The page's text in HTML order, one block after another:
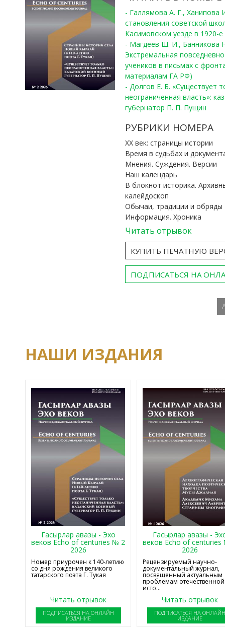
- Галлямова А. Г.,
становления советской
Касимовском уезде в 1920-е
- Магдеев Ш. И., Банникова
Экстремальная
учеников в письмах с
материалам ГА РФ)
- Долгов Е. Б. «Существует
неограниченная власть»:
губернатор П. П. Пущин
РУБРИКИ НОМЕРА
ХХ век: страницы истории
Время в судьбах и
Мнения. Суждения. Версии
Наш календарь
В блокнот историка.
калейдоскоп
Обычаи, традиции и обряды
Информация. Хроника
Читать отрывок
КУПИТЬ ПЕЧАТНУЮ
ПОДПИСАТЬСЯ НА
НАШИ ИЗДАНИЯ
Гасырлар авазы - Эхо
веков Echo of centuries № 2
2026
Номер приурочен к 140-летию
со дня рождения великого
татарского поэта Г. Тукая
Читать отрывок
ПОДПИСАТЬСЯ НА ОНЛАЙН
ИЗДАНИЕ
Гасырлар авазы -
веков Echo of
2026
Рецензируемый научно-
документальный журнал,
посвященный актуальным
проблемам отечественной
исто...
Читать отрывок
ПОДПИСАТЬСЯ НА
ИЗДАНИЕ